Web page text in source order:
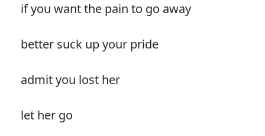
if you want the pain to go away
better suck up your pride
admit you lost her
let her go